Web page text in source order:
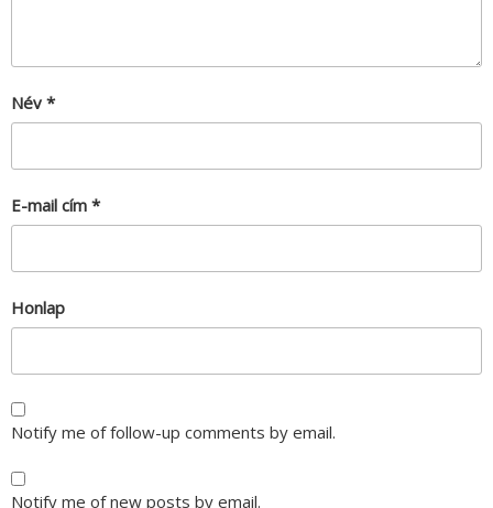
Név *
E-mail cím *
Honlap
Notify me of follow-up comments by email.
Notify me of new posts by email.